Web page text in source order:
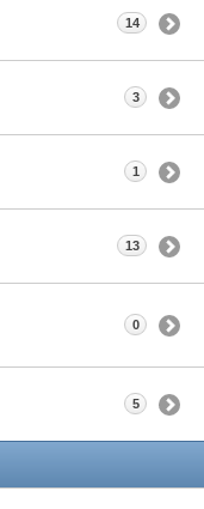
14
3
1
13
0
5